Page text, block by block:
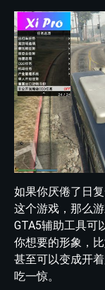
如果你厌倦了日
这个游戏，那么
GTA5辅助工具可
你想要的形象，
甚至可以变成开
吃一惊。